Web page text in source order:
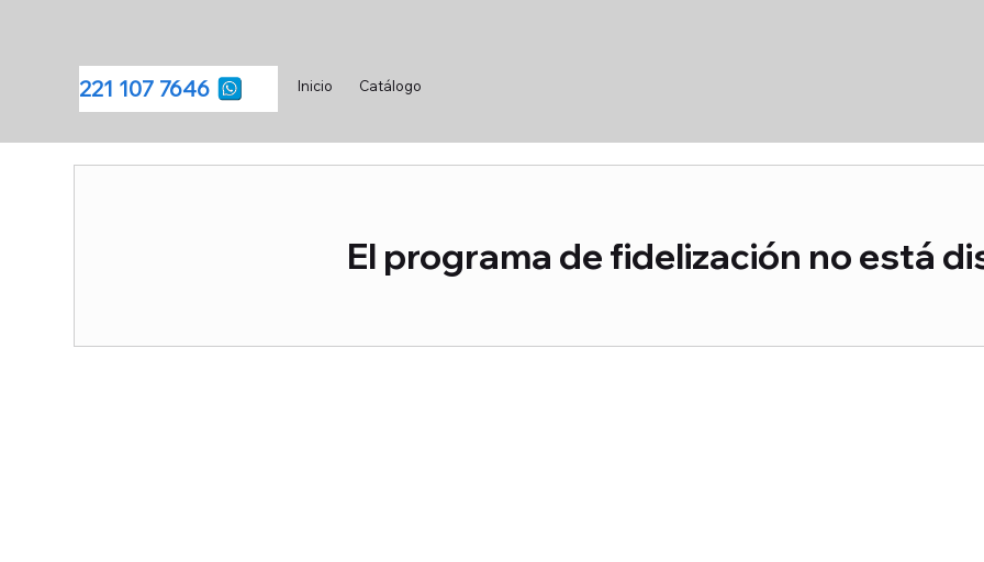
221 107 7646 Inicio Catálogo
El programa de fidelización no está